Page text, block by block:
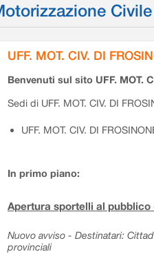
Civile
UFF. MOT. CIV. DI
Benvenuti sul sito UFF. MOT.
Sedi di UFF. MOT. CIV. DI
UFF. MOT. CIV. DI
In primo piano:
Apertura sportelli al pubblico
Nuovo avviso - Destinatari:
provinciali